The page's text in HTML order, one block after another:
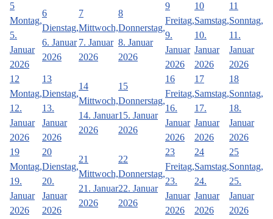
5
Montag,
5.
Januar
2026
6
Dienstag,
6. Januar
2026
7
Mittwoch,
7. Januar
2026
8
Donnerstag,
8. Januar
2026
9
Freitag,
9.
Januar
2026
10
Samstag,
10.
Januar
2026
11
Sonntag,
11.
Januar
2026
12
Montag,
12.
Januar
2026
13
Dienstag,
13.
Januar
2026
14
Mittwoch,
14. Januar
2026
15
Donnerstag,
15. Januar
2026
16
Freitag,
16.
Januar
2026
17
Samstag,
17.
Januar
2026
18
Sonntag,
18.
Januar
2026
19
Montag,
19.
Januar
2026
20
Dienstag,
20.
Januar
2026
21
Mittwoch,
21. Januar
2026
22
Donnerstag,
22. Januar
2026
23
Freitag,
23.
Januar
2026
24
Samstag,
24.
Januar
2026
25
Sonntag,
25.
Januar
2026